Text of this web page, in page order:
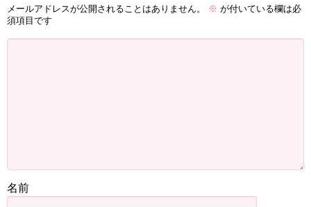
メールアドレスが公開されることはありません。 ※ が付いている欄は必
須項目です
名前